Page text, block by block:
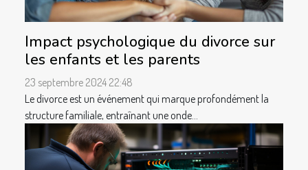
Impact psychologique du divorce sur
les enfants et les parents
23 septembre 2024 22:48
Le divorce est un événement qui marque profondément la
structure familiale, entraînant une onde...